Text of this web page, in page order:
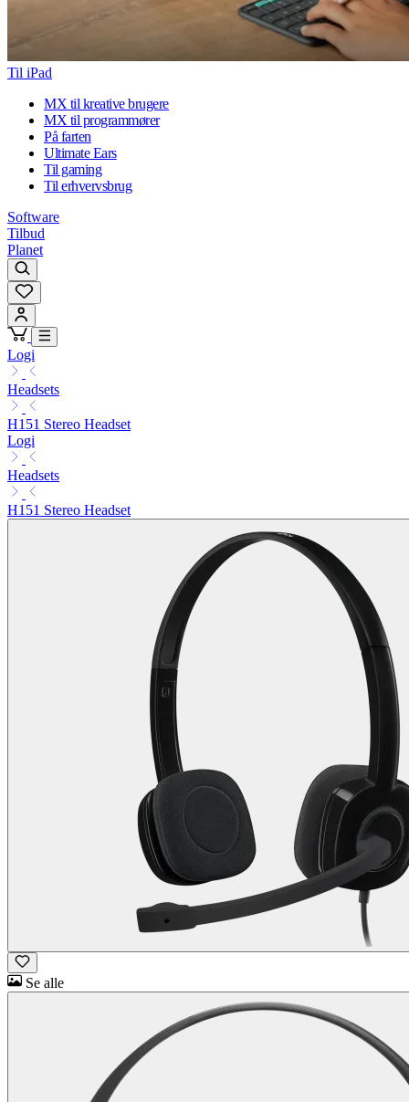
Til iPad
MX til kreative brugere
MX til programmører
På farten
Ultimate Ears
Til gaming
Til erhvervsbrug
Software
Tilbud
Planet
Logi
Headsets
H151 Stereo Headset
Logi
Headsets
H151 Stereo Headset
Se alle